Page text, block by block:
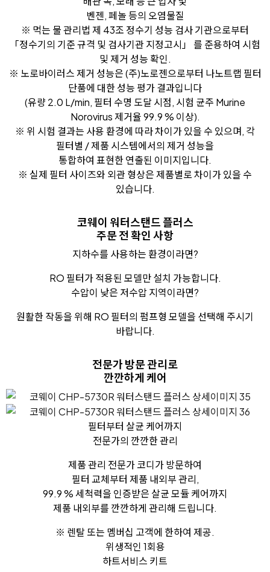
벤젠, 페놀 등의 오염물질
※ 먹는 물 관리법 제 43조 정수기 성능 검사 기관으로부터
「정수기의 기준 규격 및 검사기관 지정고시」 를 준용하여 시험
및 제거 성능 확인.
※ 노로바이러스 제거 성능은 (주)노로젠으로부터 나노트랩 필터
단품에 대한 성능 평가 결과입니다
(유량 2.0 L/min, 필터 수명 도달 시점, 시험 균주 Murine
Norovirus 제거율 99.9 % 이상).
※ 위 시험 결과는 사용 환경에 따라 차이가 있을 수 있으며, 각
필터별 / 제품 시스템에서의 제거 성능을
통합하여 표현한 연출된 이미지입니다.
※ 실제 필터 사이즈와 외관 형상은 제품별로 차이가 있을 수
있습니다.
코웨이 워터스탠드 플러스
주문 전 확인 사항
지하수를 사용하는 환경이라면?
RO 필터가 적용된 모델만 설치 가능합니다.
수압이 낮은 저수압 지역이라면?
원활한 작동을 위해 RO 필터의 펌프형 모델을 선택해 주시기
바랍니다.
전문가 방문 관리로
깐깐하게 케어
필터부터 살균 케어까지
전문가의 깐깐한 관리
제품 관리 전문가 코디가 방문하여
필터 교체부터 제품 내외부 관리,
99.9 % 세척력을 인증받은 살균 모듈 케어까지
제품 내외부를 깐깐하게 관리해 드립니다.
※ 렌탈 또는 멤버십 고객에 한하여 제공.
위생적인 1회용
하트서비스 키트